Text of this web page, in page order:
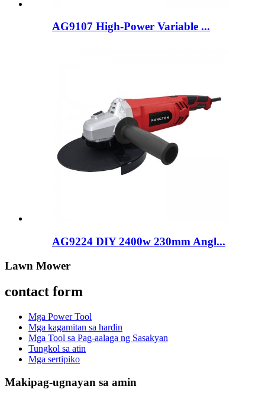
AG9107 High-Power Variable ...
AG9224 DIY 2400w 230mm Angl...
Lawn Mower
contact form
Mga Power Tool
Mga kagamitan sa hardin
Mga Tool sa Pag-aalaga ng Sasakyan
Tungkol sa atin
Mga sertipiko
Makipag-ugnayan sa amin